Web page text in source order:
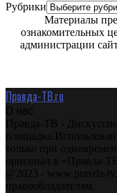
Рубрики
Материалы
ознакомительных
администрации
Правда-ТВ.ru
О нас
Правда-ТВ -
только при
оригинал в «Правда-
@2023 - www.pravda-
правообладателям.